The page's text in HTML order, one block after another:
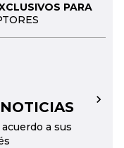
PARA
a sus
→